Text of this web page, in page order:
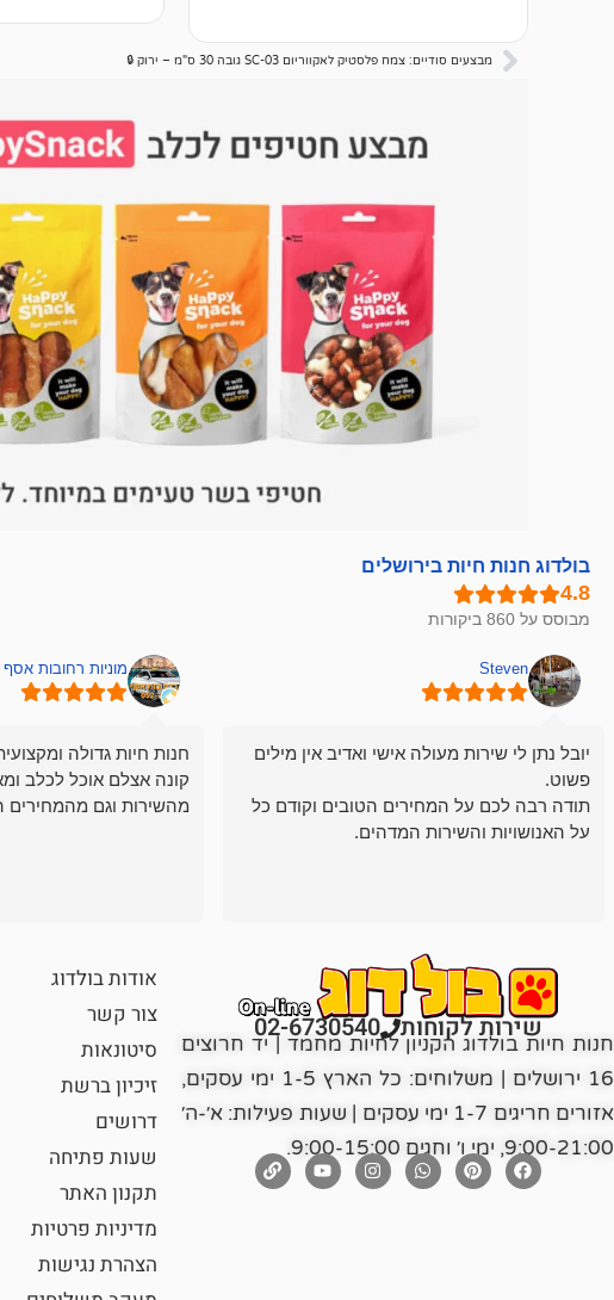
דירוגים של
לקוחות
מבצעים סודיים: צמח פלסטיק לאקווריום SC-03 גובה 30 ס"מ – ירוק 🔒
בולדוג חנות חיות בירושלים
מבוסס על 860 ביקורות
Steven
יובל נתן לי שירות מעולה אישי ואדיב אין מילים
פשוט.
תודה רבה לכם על המחירים הטובים וקודם כל
על האנושויות והשירות המדהים.
מוניות רחובות אסף
חנות חיות גדולה
קונה אצלם אוכל לכלב
מהשירות וגם מהמחירים
שירות לקוחות 02-6730540
חנות חיות בולדוג הקניון לחיות מחמד | יד חרוצים
16 ירושלים | משלוחים: כל הארץ 1-5 ימי עסקים,
אזורים חריגים 1-7 ימי עסקים | שעות פעילות: א׳-ה׳
9:00-21:00, ימי ו׳ וחגים 9:00-15:00.
אודות בולדוג
צור קשר
סיטונאות
זיכיון ברשת
דרושים
שעות פתיחה
תקנון האתר
מדיניות פרטיות
הצהרת נגישות